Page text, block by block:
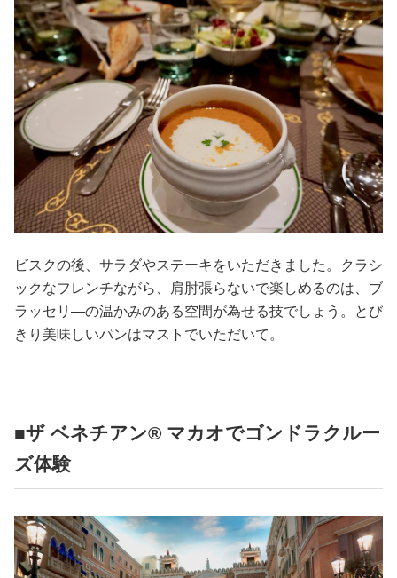
ビスクの後、サラダやステーキをいただきました。クラシ
ックなフレンチながら、肩肘張らないで楽しめるのは、ブ
ラッセリ―の温かみのある空間が為せる技でしょう。とび
きり美味しいパンはマストでいただいて。
■ザ ベネチアン®️ マカオでゴンドラクルー
ズ体験